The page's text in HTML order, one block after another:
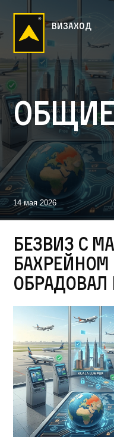
визаход
14 мая 2026
Безвиз с
Бахрейном
обрадовал